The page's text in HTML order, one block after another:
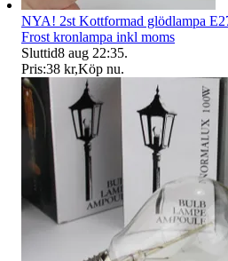
NYA! 2st Kottformad glödlampa
Frost kronlampa inkl moms
Sluttid8 aug 22:35.
Pris:38 kr,Köp nu.